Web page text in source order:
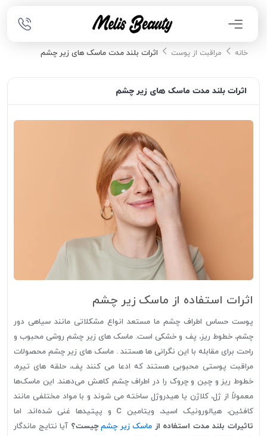
خانه مراقبت از پوست اثرات بلند مدت ماسک های زیر چشم
اثرات بلند مدت ماسک های زیر چشم
اثرات استفاده از ماسک زیر چشم
پوست حساس اطراف چشم ما مستعد انواع مشکلاتی مانند سیاهی دور
چشم، خطوط ریز، پف و خشکی است. ماسک های زیر چشم روشی محبوب و
راحت برای مقابله با این نگرانی ها هستند . ماسک های زیر چشم محصولات
مراقبت پوستی محبوبی هستند که ادعا می کنند پف، حلقه های تیره،
خطوط ریز و چین و چروک را در اطراف چشم کاهش می‌دهند. این ماسک‌ها
معمولاً از ژل، کلاژن یا هیدروژل ساخته می شوند و با مواد مختلفی مانند
کافئین، هیالورونیک اسید، ویتامین C و پپتیدها غنی شده‌اند. اما
تاثیرات بلند مدت استفاده از ماسک زیر چشمچیست؟ آیا نتایج ماندگار